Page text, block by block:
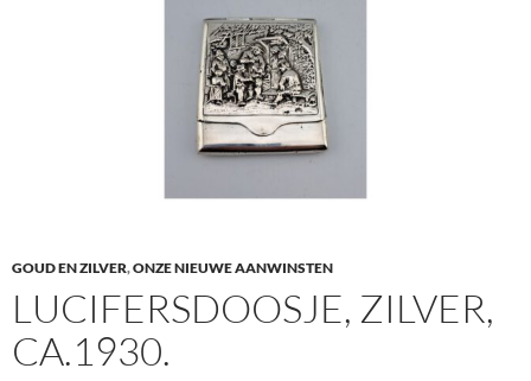
GOUD EN ZILVER,ONZE NIEUWE AANWINSTEN
LUCIFERSDOOSJE, ZILVER,
CA.1930.